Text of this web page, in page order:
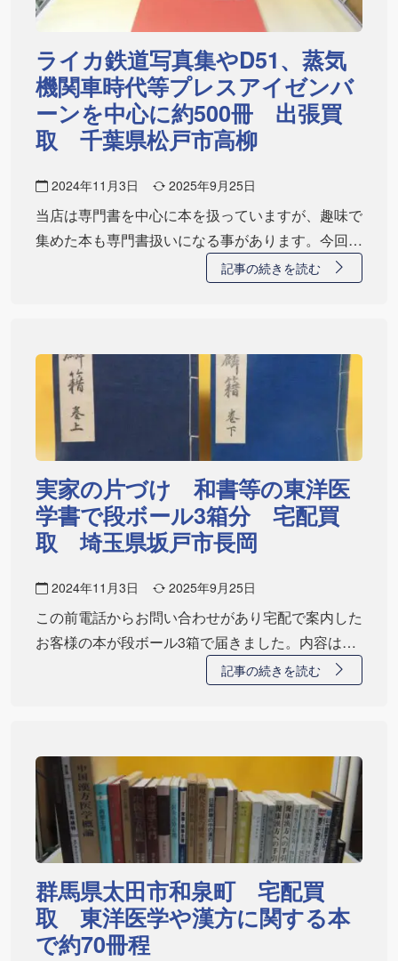
ライカ鉄道写真集やD51、蒸気
機関車時代等プレスアイゼンバ
ーンを中心に約500冊 出張買
取 千葉県松戸市高柳
2024年11月3日 2025年9月25日
当店は専門書を中心に本を扱っていますが、趣味で
集めた本も専門書扱いになる事があります。今回お
記事の続きを読む
実家の片づけ 和書等の東洋医
学書で段ボール3箱分 宅配買
取 埼玉県坂戸市長岡
2024年11月3日 2025年9月25日
この前電話からお問い合わせがあり宅配で案内した
お客様の本が段ボール3箱で届きました。内容は東
記事の続きを読む
群馬県太田市和泉町 宅配買
取 東洋医学や漢方に関する本
で約70冊程